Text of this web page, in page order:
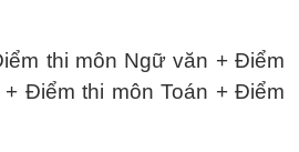
thi môn Ngữ văn + Điểm
Điểm thi môn Toán + Điểm